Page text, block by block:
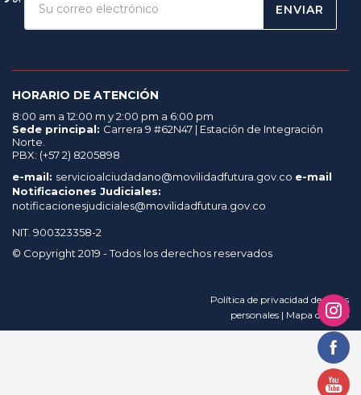
ENVIAR
HORARIO DE ATENCIÓN
8:00 am a 12:00 m y 2:00 pm a 6:00 pm
Sede principal: Carrera 9 #62N47 | Estación de Integración
Norte.
PBX: (+57 2) 8205898
e-mail: servicioalciudadano@movilidadfutura.gov.co e-mail
Notificaciones Judiciales:
notificacionesjudiciales@movilidadfutura.gov.co
NIT. 900323358-2
© Copyright 2019 - Todos los derechos reservados
Política de privacidad de datos
personales | Mapa del sitio